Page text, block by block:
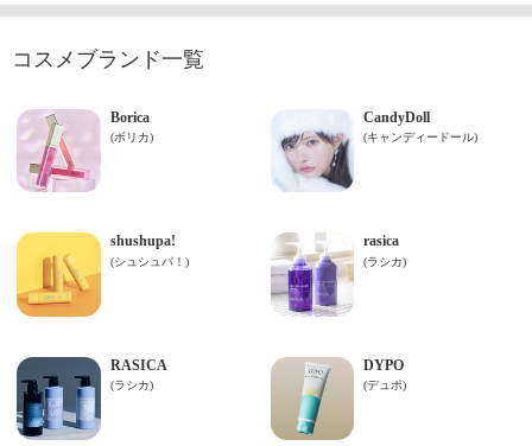
コスメブランド一覧